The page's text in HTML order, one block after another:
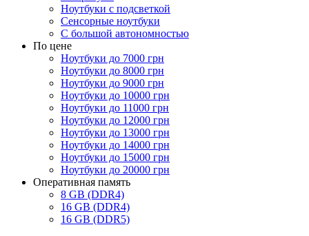
Ноутбуки с подсветкой
Сенсорные ноутбуки
С большой автономностью
По цене
Ноутбуки до 7000 грн
Ноутбуки до 8000 грн
Ноутбуки до 9000 грн
Ноутбуки до 10000 грн
Ноутбуки до 11000 грн
Ноутбуки до 12000 грн
Ноутбуки до 13000 грн
Ноутбуки до 14000 грн
Ноутбуки до 15000 грн
Ноутбуки до 20000 грн
Оперативная память
8 GB (DDR4)
16 GB (DDR4)
16 GB (DDR5)